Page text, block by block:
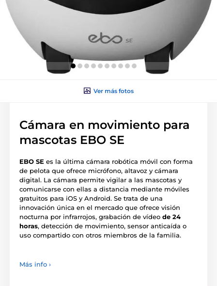
Ver más fotos
Cámara en movimiento para
mascotas EBO SE
EBO SE es la última cámara robótica móvil con forma
de pelota que ofrece micrófono, altavoz y cámara
digital. La cámara permite vigilar a las mascotas y
comunicarse con ellas a distancia mediante móviles
gratuitos para iOS y Android. Se trata de una
innovación única en el mercado que ofrece visión
nocturna por infrarrojos, grabación de vídeo de 24
horas, detección de movimiento, sensor anticaída o
uso compartido con otros miembros de la familia.
Más info ›